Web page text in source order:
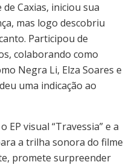
Caxias, iniciou sua
mas logo descobriu
Participou de
colaborando como
Negra Li, Elza Soares e
uma indicação ao
EP visual “Travessia” e a
a trilha sonora do filme
promete surpreender